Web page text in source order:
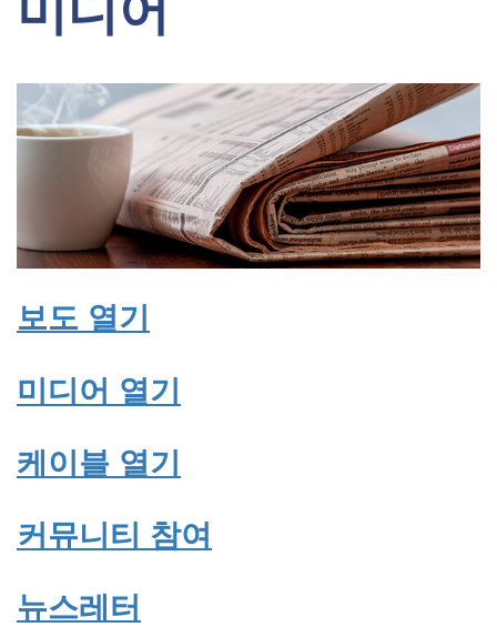
보도 열기
미디어 열기
케이블 열기
커뮤니티 참여
뉴스레터